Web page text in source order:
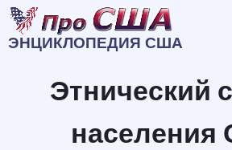
Перейти
основному
ЭНЦИКЛОПЕДИЯ США
Этнический